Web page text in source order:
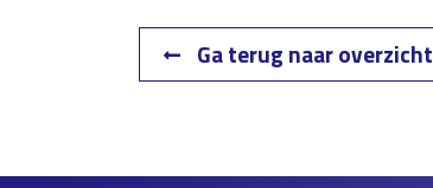
Ga terug naar overzicht